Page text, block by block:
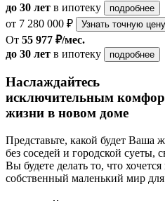
до 30 лет в ипотеку подробнее
от 7 280 000 ₽ Узнать точную цену
От 55 977 ₽/мес.
до 30 лет в ипотеку подробнее
Наслаждайтесь
исключительным
жизни в новом доме
Представьте, какой будет Ваша
без соседей и городской суеты,
Вы будете делать то, что
собственный маленький мир